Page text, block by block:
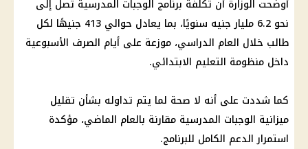
أوضحت الوزارة أن تكلفة برنامج الوجبات المدرسية تصل إلى
نحو 6.2 مليار جنيه سنويًا، بما يعادل حوالي 413 جنيهًا لكل
طالب خلال العام الدراسي، موزعة على أيام الصرف الأسبوعية
داخل منظومة التعليم الابتدائي.
كما شددت على أنه لا صحة لما يتم تداوله بشأن تقليل
ميزانية الوجبات المدرسية مقارنة بالعام الماضي، مؤكدة
استمرار الدعم الكامل للبرنامج.